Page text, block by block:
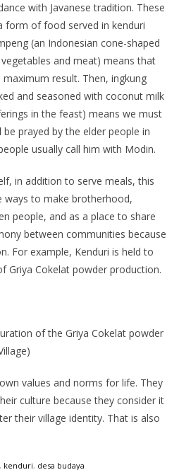
with Javanese tradition. These
form of food served in kenduri
(an Indonesian cone-shaped
and meat) means that
result. Then, ingkung
and seasoned with coconut milk
in the feast) means we must
prayed by the elder people in
usually call him with Modin.
in addition to serve meals, this
ways to make brotherhood,
people, and as a place to share
between communities because
For example, Kenduri is held to
Griya Cokelat powder production.
of the Griya Cokelat powder
values and norms for life. They
culture because they consider it
their village identity. That is also
, kenduri, desa budaya